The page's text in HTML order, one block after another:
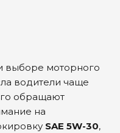
выборе моторного
водители чаще
обращают
на
SAE 5W-30,